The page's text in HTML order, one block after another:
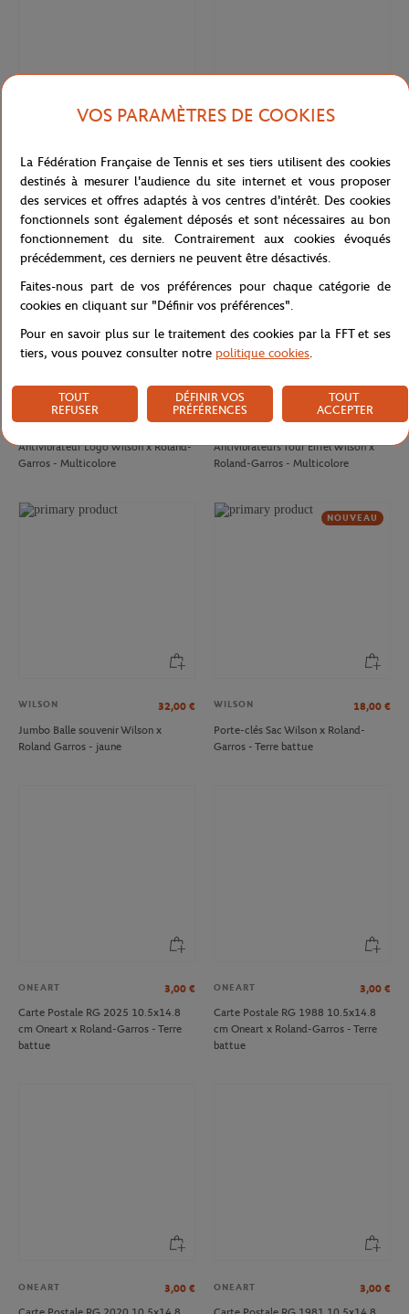
T-Shirt Club homme Lacoste x
Roland-Garros - Ecru
T-shirt Performance homme Lacoste
x Roland-Garros - Vert
WILSON 8,00 €
Antivibrateur Logo Wilson x Roland-
Garros - Multicolore
WILSON 8,00 €
Antivibrateurs Tour Eiffel Wilson x
Roland-Garros - Multicolore
WILSON 32,00 €
Jumbo Balle souvenir Wilson x
Roland Garros - jaune
NOUVEAU
WILSON 18,00 €
Porte-clés Sac Wilson x Roland-
Garros - Terre battue
ONEART 3,00 €
Carte Postale RG 2025 10.5x14.8
cm Oneart x Roland-Garros - Terre
battue
ONEART 3,00 €
Carte Postale RG 1988 10.5x14.8
cm Oneart x Roland-Garros - Terre
battue
ONEART 3,00 €
ONEART 3,00 €
VOS PARAMÈTRES DE COOKIES
La Fédération Française de Tennis et ses tiers utilisent des cookies
destinés à mesurer l'audience du site internet et vous proposer
des services et offres adaptés à vos centres d'intérêt. Des cookies
fonctionnels sont également déposés et sont nécessaires au bon
fonctionnement du site. Contrairement aux cookies évoqués
précédemment, ces derniers ne peuvent être désactivés.
Faites-nous part de vos préférences pour chaque catégorie de
cookies en cliquant sur "Définir vos préférences".
Pour en savoir plus sur le traitement des cookies par la FFT et ses
tiers, vous pouvez consulter notre politique cookies.
TOUT
REFUSER
DÉFINIR VOS
PRÉFÉRENCES
TOUT
ACCEPTER